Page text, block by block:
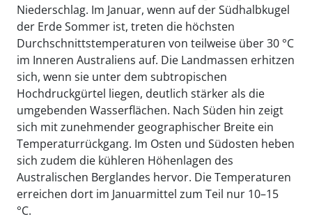
Niederschlag. Im Januar, wenn auf der Südhalbkugel
der Erde Sommer ist, treten die höchsten
Durchschnittstemperaturen von teilweise über 30 °C
im Inneren Australiens auf. Die Landmassen erhitzen
sich, wenn sie unter dem subtropischen
Hochdruckgürtel liegen, deutlich stärker als die
umgebenden Wasserflächen. Nach Süden hin zeigt
sich mit zunehmender geographischer Breite ein
Temperaturrückgang. Im Osten und Südosten heben
sich zudem die kühleren Höhenlagen des
Australischen Berglandes hervor. Die Temperaturen
erreichen dort im Januarmittel zum Teil nur 10–15
°C.